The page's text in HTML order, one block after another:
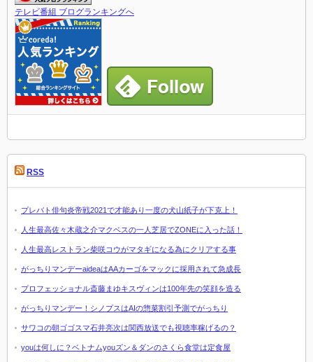
テレビ番組 ブログランキングへ
RSS
プレバト俳句炎帝戦2021で才能あり一度の犬山紙子が下克上！
人生最高佐々木蔵之介マクベスの一人芝居でZONEに入った話！
人生最高レストラン柴咲コウがマタギになる為にクリアする事
がっちりマンデーaideaはAAカーゴをマックに採用されて急成長
プロフェッショナル斎藤まゆキスヴィンは100年先の笑顔を造る
がっちりマンデー！シノプスはAIの惣菜割引予測でがっちり
サワコの朝ゴゴスマ石井亮次は関西放送でも視聴率稼げるの？
youは何しに？ベトナムyouズン＆ダンのさくら食堂は定食屋